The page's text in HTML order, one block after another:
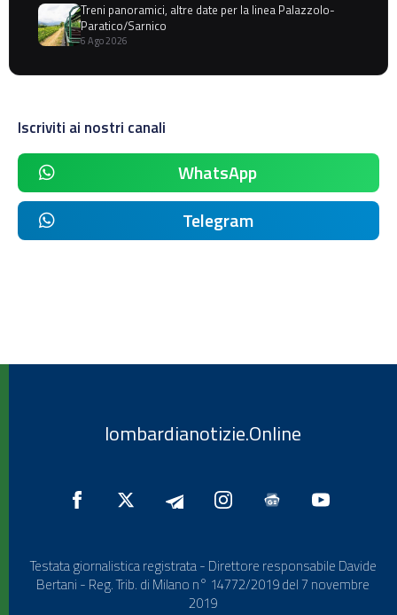
Treni panoramici, altre date per la linea Palazzolo-
Paratico/Sarnico
6 Ago 2026
Iscriviti ai nostri canali
WhatsApp
Telegram
lombardianotizie.Online
Testata giornalistica registrata - Direttore responsabile Davide
Bertani - Reg. Trib. di Milano n° 14772/2019 del 7 novembre
2019